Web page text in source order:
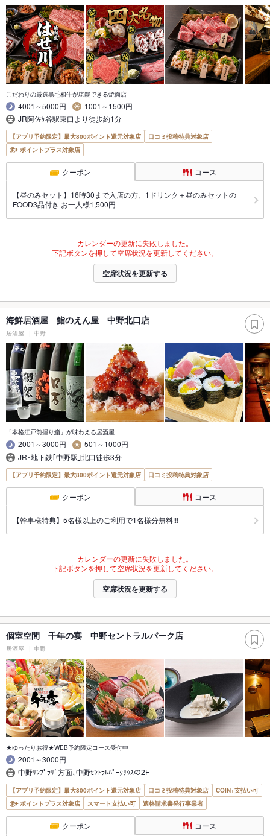
こだわりの厳選黒毛和牛が堪能できる焼肉店
4001～5000円
1001～1500円
JR阿佐ｹ谷駅東口より徒歩約1分
【アプリ予約限定】最大800ポイント還元対象店
口コミ投稿特典対象店
ポイントプラス対象店
クーポン コース
【昼のみセット】16時30まで入店の方、1ドリンク＋昼のみセットの
FOOD3品付き お一人様1,500円
カレンダーの更新に失敗しました。
下記ボタンを押して空席状況を更新してください。
空席状況を更新する
海鮮居酒屋 鮨のえん屋 中野北口店
居酒屋 中野
「本格江戸前握り鮨」が味わえる居酒屋
2001～3000円
501～1000円
JR･地下鉄｢中野駅｣北口徒歩3分
【アプリ予約限定】最大800ポイント還元対象店 口コミ投稿特典対象店
クーポン コース
【幹事様特典】5名様以上のご利用で1名様分無料!!!
カレンダーの更新に失敗しました。
下記ボタンを押して空席状況を更新してください。
空席状況を更新する
個室空間 千年の宴 中野セントラルパーク店
居酒屋 中野
★ゆったりお得★WEB予約限定コース受付中
2001～3000円
中野ｻﾝﾌﾟﾗｻﾞ方面､中野ｾﾝﾄﾗﾙﾊﾟｰｸｻｳｽの2F
【アプリ予約限定】最大800ポイント還元対象店 口コミ投稿特典対象店
COIN+支払い可
ポイントプラス対象店
スマート支払い可 適格請求書発行事業者
クーポン コース